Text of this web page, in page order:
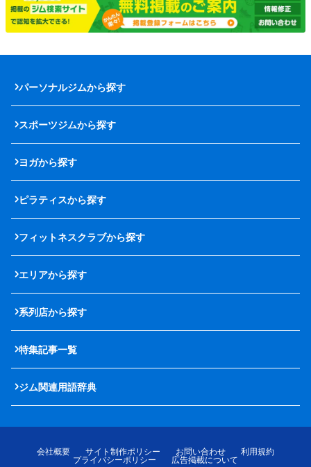
パーソナルジムから探す
スポーツジムから探す
ヨガから探す
ピラティスから探す
フィットネスクラブから探す
エリアから探す
系列店から探す
特集記事一覧
ジム関連用語辞典
会社概要 サイト制作ポリシー お問い合わせ
利用規約
プライバシーポリシー
広告掲載について